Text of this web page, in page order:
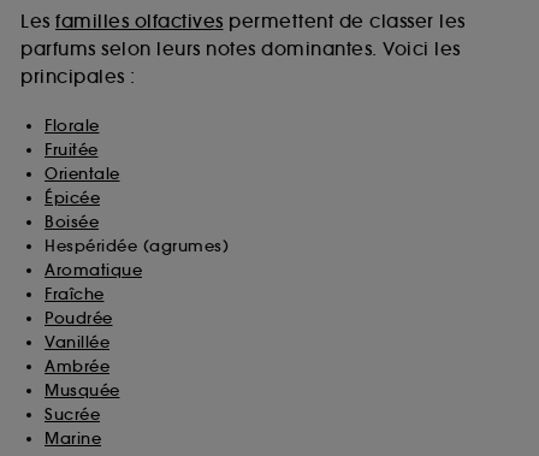
Les familles olfactives permettent de classer les
parfums selon leurs notes dominantes. Voici les
principales :
Florale
Fruitée
Orientale
Épicée
Boisée
Hespéridée (agrumes)
Aromatique
Fraîche
Poudrée
Vanillée
Ambrée
Musquée
Sucrée
Marine
sur "continuer sans accepter". Voous pouvez à tout
moment choisir de retirer votrte consentement. Si vous
souhaitez obtenir plus d'information sur les cookies
utilisés, cliquez